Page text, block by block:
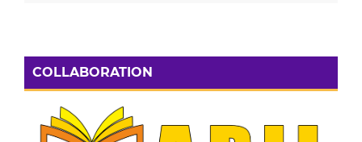
COLLABORATION